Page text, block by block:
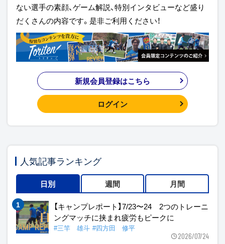
ない選手の素顔、ゲーム解説、特別インタビューなど盛り
だくさんの内容です。是非ご利用ください！
新規会員登録はこちら
ログイン
人気記事ランキング
日別 週間 月間
【キャンプレポート】7/23〜24 2つのトレーニ
ングマッチに挟まれ疲労もピークに
#三竿 雄斗 #四方田 修平
2026/07/24